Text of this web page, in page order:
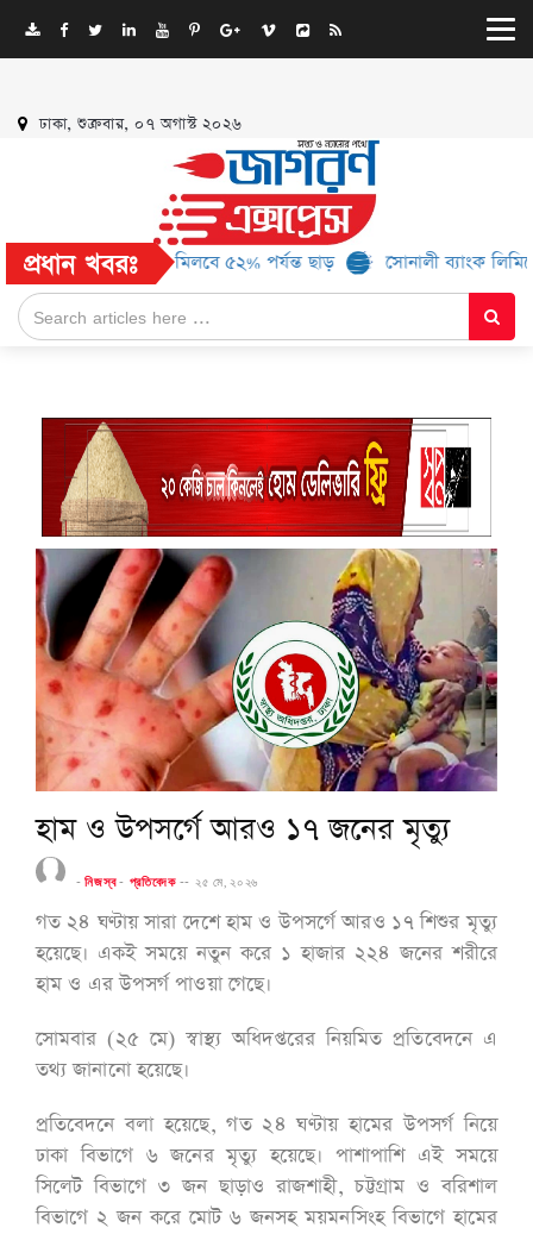
ঢাকা, শুক্রবার, ০৭ অগাস্ট ২০২৬
প্রধান খবরঃ
আরও ১৬ ব্র্যান্ড, মিলবে ৫২% পর্যন্ত ছাড় সোনালী ব্যাংক লিমিটেড-
হাম ও উপসর্গে আরও ১৭ জনের মৃত্যু
-নিজস্ব- প্রতিবেদক-- ২৫ মে, ২০২৬
গত ২৪ ঘণ্টায় সারা দেশে হাম ও উপসর্গে আরও ১৭ শিশুর মৃত্যু
হয়েছে। একই সময়ে নতুন করে ১ হাজার ২২৪ জনের শরীরে
হাম ও এর উপসর্গ পাওয়া গেছে।
সোমবার (২৫ মে) স্বাস্থ্য অধিদপ্তরের নিয়মিত প্রতিবেদনে এ
তথ্য জানানো হয়েছে।
প্রতিবেদনে বলা হয়েছে, গত ২৪ ঘণ্টায় হামের উপসর্গ নিয়ে
ঢাকা বিভাগে ৬ জনের মৃত্যু হয়েছে। পাশাপাশি এই সময়ে
সিলেট বিভাগে ৩ জন ছাড়াও রাজশাহী, চট্টগ্রাম ও বরিশাল
বিভাগে ২ জন করে মোট ৬ জনসহ ময়মনসিংহ বিভাগে হামের